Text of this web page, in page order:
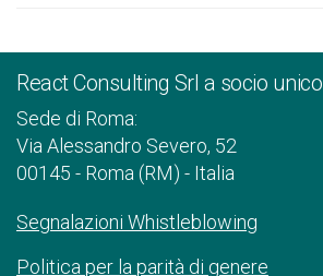
React Consulting Srl a socio unico
Sede di Roma:
Via Alessandro Severo, 52
00145 - Roma (RM) - Italia
Segnalazioni Whistleblowing
Politica per la parità di genere